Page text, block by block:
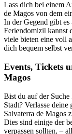
Lass dich bei einem
de Magos von dem
In der Gegend gibt
Feriendomizil kannst
viele bieten eine voll
dich bequem selbst
Events, Tickets
Magos
Bist du auf der
Stadt? Verlasse
Salvaterra de Magos
Dies sind einige der
verpassen sollten, –